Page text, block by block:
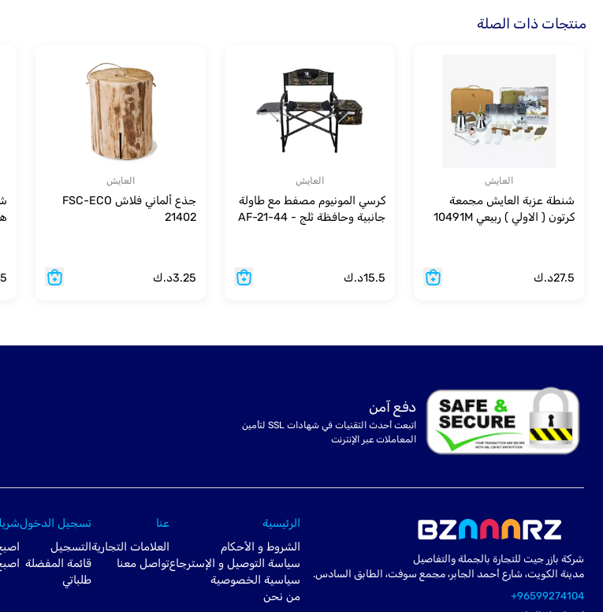
منتجات ذات الصلة
العايش
شنطة عزبة العايش مجمعة
كرتون ( الاولي ) ربيعي 10491M
27.5د.ك
العايش
كرسي المونيوم مصفط مع طاولة
جانبية وحافظة ثلج - AF-21-44
15.5د.ك
العايش
جذع ألماني فلاش FSC-ECO
21402
3.25د.ك
دفع آمن
اتبعت أحدث التقنيات في شهادات SSL لتأمين
المعاملات عبر الإنترنت
شركة بازر جيت للتجارة بالجملة والتفاصيل
مدينة الكويت، شارع أحمد الجابر، مجمع سوفت، الطابق السادس.
+96599274104
الرئيسية
الشروط و الأحكام
سياسة التوصيل و الإسترجاع
سياسية الخصوصية
من نحن
عنا
العلامات التجارية
تواصل معنا
تسجيل الدخول
التسجيل
قائمة المفضلة
طلباتي